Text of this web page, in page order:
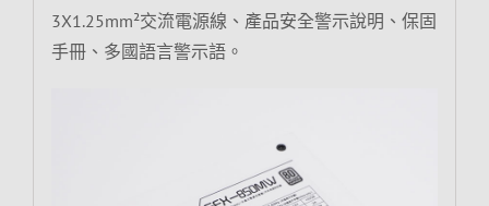
3X1.25mm²交流電源線、產品安全警示說明、保固
手冊、多國語言警示語。